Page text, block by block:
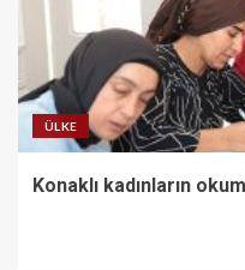
ÜLKE
Konaklı kadınların